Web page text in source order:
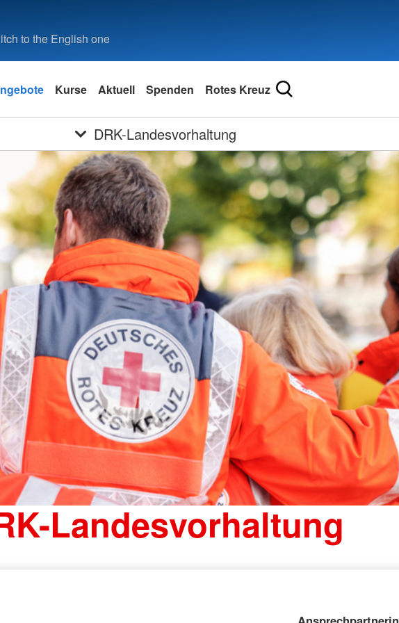
to the English one
Kurse Aktuell Spenden Rotes Kreuz
DRK-Landesvorhaltung
Landesvorhaltung